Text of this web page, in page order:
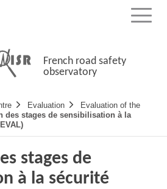
Menu
French road safety
observatory
Evaluation
Evaluation of the
des stages de sensibilisation à la
stages de
à la sécurité